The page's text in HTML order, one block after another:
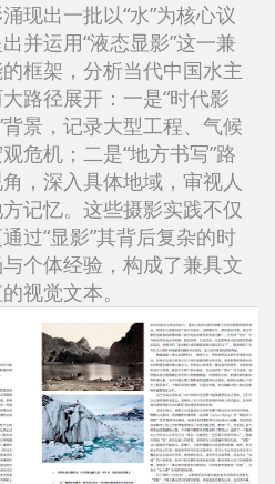
现出一批以“水”为核心议
并运用“液态显影”这一兼
框架，分析当代中国水主
路径展开：一是“时代影
背景，记录大型工程、气候
危机；二是“地方书写”路
，深入具体地域，审视人
记忆。这些摄影实践不仅
过“显影”其背后复杂的时
个体经验，构成了兼具文
视觉文本。